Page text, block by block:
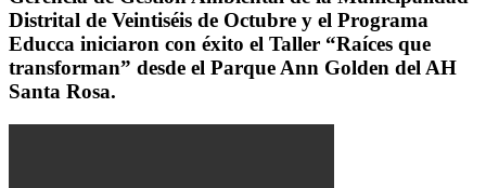
Distrital de Veintiséis de Octubre y el Programa
Educca iniciaron con éxito el Taller “Raíces que
transforman” desde el Parque Ann Golden del AH
Santa Rosa.